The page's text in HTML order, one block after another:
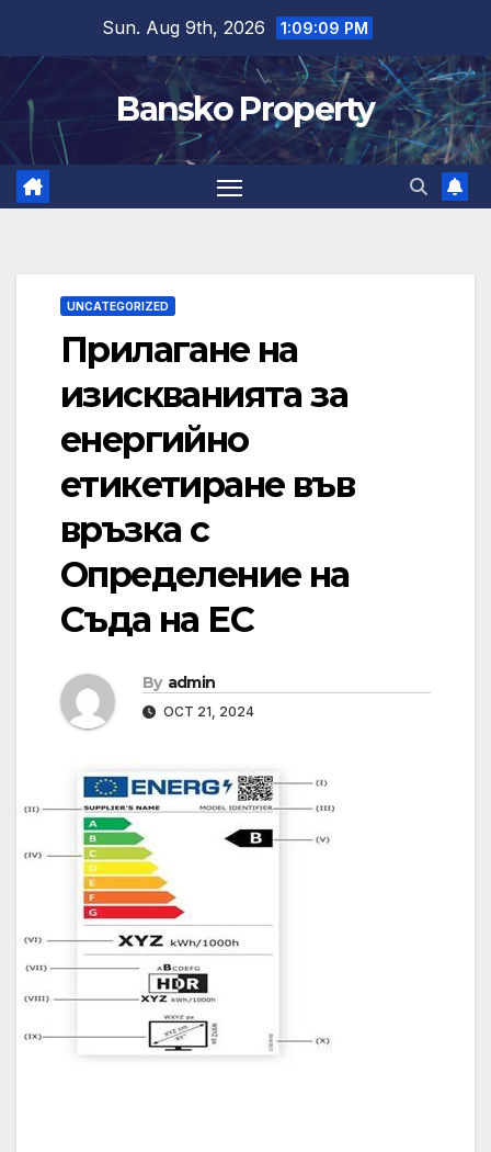
content
Sun. Aug 9th, 2026 1:09:09 PM
Bansko Property
UNCATEGORIZED
Прилагане на
изискванията за
енергийно
етикетиране във
връзка с
Определение на
Съда на ЕС
By admin
OCT 21, 2024